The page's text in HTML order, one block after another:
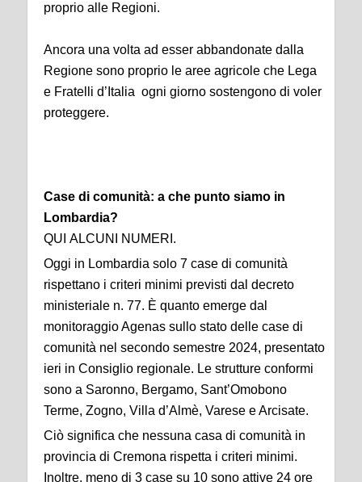
proprio alle Regioni.
Ancora una volta ad esser abbandonate dalla
Regione sono proprio le aree agricole che Lega
e Fratelli d’Italia ogni giorno sostengono di voler
proteggere.
Case di comunità: a che punto siamo in
Lombardia?
QUI ALCUNI NUMERI.
Oggi in Lombardia solo 7 case di comunità
rispettano i criteri minimi previsti dal decreto
ministeriale n. 77. È quanto emerge dal
monitoraggio Agenas sullo stato delle case di
comunità nel secondo semestre 2024, presentato
ieri in Consiglio regionale. Le strutture conformi
sono a Saronno, Bergamo, Sant’Omobono
Terme, Zogno, Villa d’Almè, Varese e Arcisate.
Ciò significa che nessuna casa di comunità in
provincia di Cremona rispetta i criteri minimi.
Inoltre, meno di 3 case su 10 sono attive 24 ore